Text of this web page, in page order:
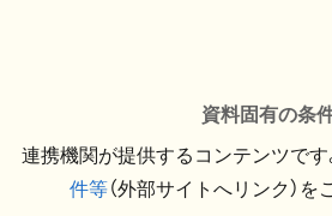
資料固有の条
連携機関が提供するコンテンツです
件等（外部サイトへリンク）を